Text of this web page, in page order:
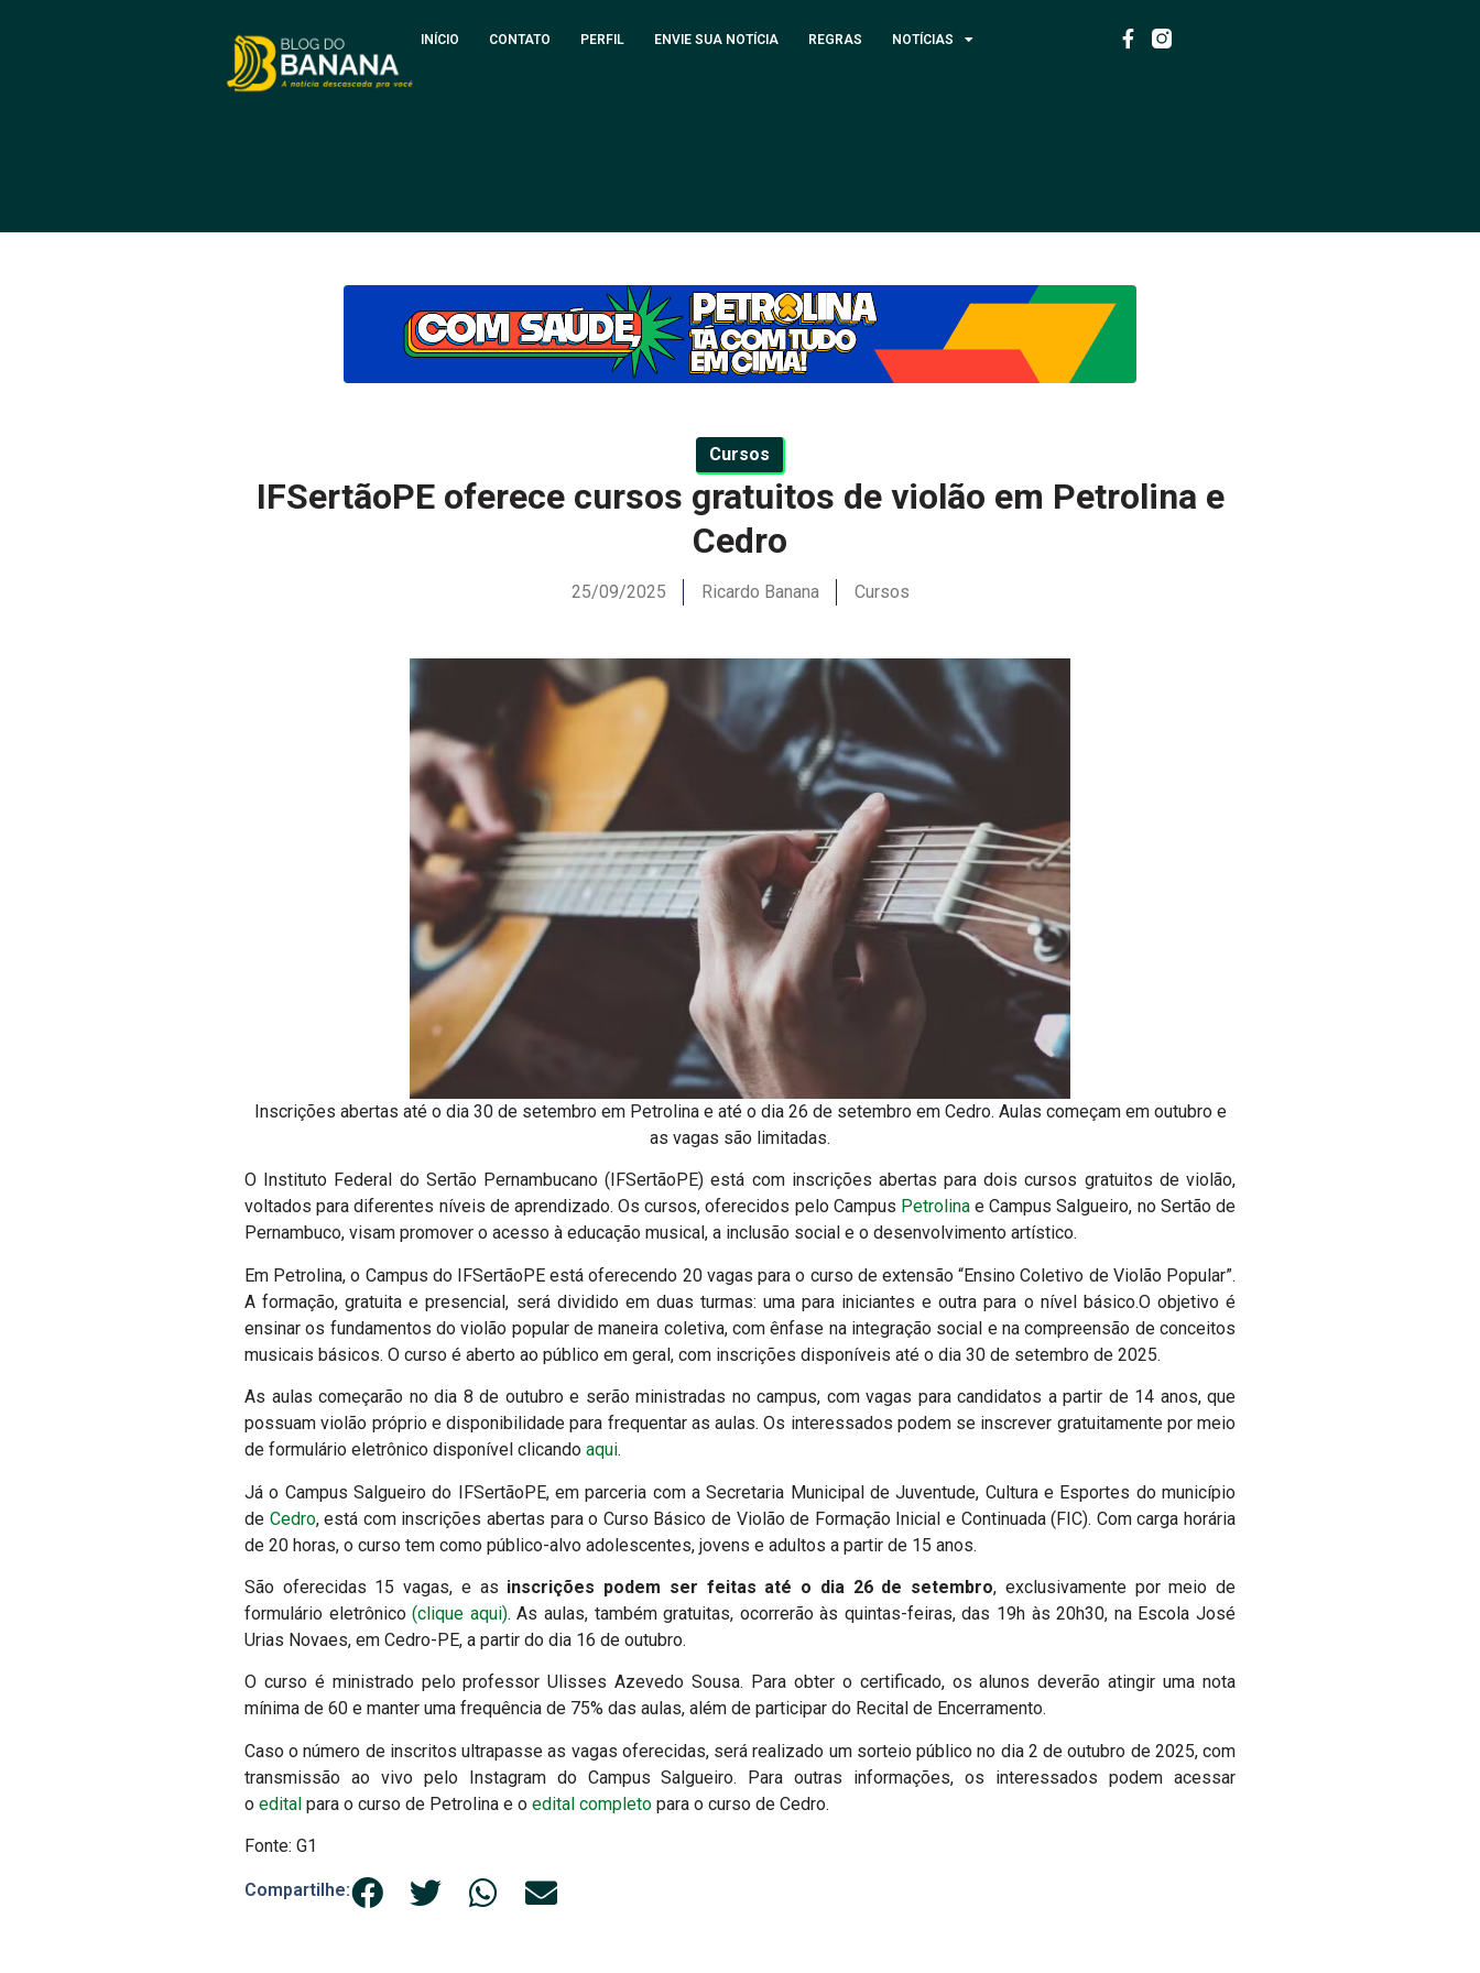
INÍCIO CONTATO PERFIL ENVIE SUA NOTÍCIA REGRAS NOTÍCIAS
Cursos
IFSertãoPE oferece cursos gratuitos de violão em Petrolina e
Cedro
25/09/2025 Ricardo Banana Cursos
Inscrições abertas até o dia 30 de setembro em Petrolina e até o dia 26 de setembro em Cedro. Aulas começam em outubro e
as vagas são limitadas.
O Instituto Federal do Sertão Pernambucano (IFSertãoPE) está com inscrições abertas para dois cursos gratuitos de violão,
voltados para diferentes níveis de aprendizado. Os cursos, oferecidos pelo Campus Petrolinae Campus Salgueiro, no Sertão de
Pernambuco, visam promover o acesso à educação musical, a inclusão social e o desenvolvimento artístico.
Em Petrolina, o Campus do IFSertãoPE está oferecendo 20 vagas para o curso de extensão “Ensino Coletivo de Violão Popular”.
A formação, gratuita e presencial, será dividido em duas turmas: uma para iniciantes e outra para o nível básico.O objetivo é
ensinar os fundamentos do violão popular de maneira coletiva, com ênfase na integração social e na compreensão de conceitos
musicais básicos. O curso é aberto ao público em geral, com inscrições disponíveis até o dia 30 de setembro de 2025.
As aulas começarão no dia 8 de outubro e serão ministradas no campus, com vagas para candidatos a partir de 14 anos, que
possuam violão próprio e disponibilidade para frequentar as aulas. Os interessados podem se inscrever gratuitamente por meio
de formulário eletrônico disponível clicando aqui.
Já o Campus Salgueiro do IFSertãoPE, em parceria com a Secretaria Municipal de Juventude, Cultura e Esportes do município
de Cedro, está com inscrições abertas para o Curso Básico de Violão de Formação Inicial e Continuada (FIC). Com carga horária
de 20 horas, o curso tem como público-alvo adolescentes, jovens e adultos a partir de 15 anos.
São oferecidas 15 vagas, e as inscrições podem ser feitas até o dia 26 de setembro, exclusivamente por meio de
formulário eletrônico(clique aqui). As aulas, também gratuitas, ocorrerão às quintas-feiras, das 19h às 20h30, na Escola José
Urias Novaes, em Cedro-PE, a partir do dia 16 de outubro.
O curso é ministrado pelo professor Ulisses Azevedo Sousa. Para obter o certificado, os alunos deverão atingir uma nota
mínima de 60 e manter uma frequência de 75% das aulas, além de participar do Recital de Encerramento.
Caso o número de inscritos ultrapasse as vagas oferecidas, será realizado um sorteio público no dia 2 de outubro de 2025, com
transmissão ao vivo pelo Instagram do Campus Salgueiro. Para outras informações, os interessados podem acessar
o edital para o curso de Petrolina e o edital completo para o curso de Cedro.
Fonte: G1
Compartilhe: